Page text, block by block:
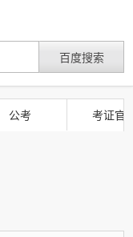
公考 考证官